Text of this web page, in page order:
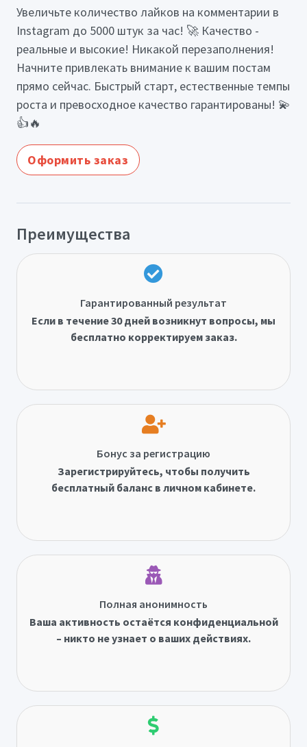
Увеличьте количество лайков на комментарии в
Instagram до 5000 штук за час! 🚀 Качество -
реальные и высокие! Никакой перезаполнения!
Начните привлекать внимание к вашим постам
прямо сейчас. Быстрый старт, естественные темпы
роста и превосходное качество гарантированы! 💫
👍🔥
Оформить заказ
Преимущества
Гарантированный результат
Если в течение 30 дней возникнут вопросы, мы
бесплатно корректируем заказ.
Бонус за регистрацию
Зарегистрируйтесь, чтобы получить
бесплатный баланс в личном кабинете.
Полная анонимность
Ваша активность остаётся конфиденциальной
– никто не узнает о ваших действиях.